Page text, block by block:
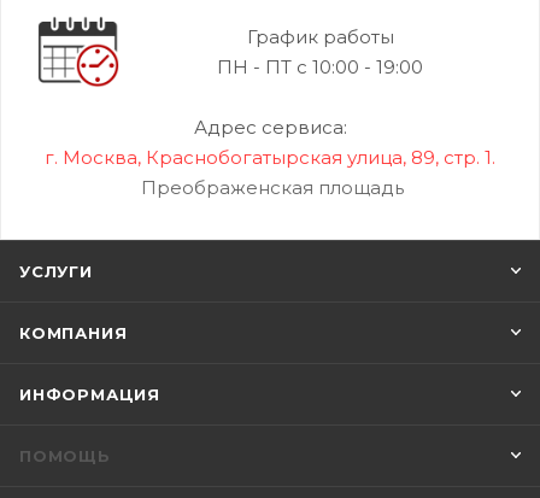
График работы
ПН - ПТ с 10:00 - 19:00
Адрес сервиса:
г. Москва, Краснобогатырская улица, 89, стр. 1.
Преображенская площадь
УСЛУГИ
КОМПАНИЯ
ИНФОРМАЦИЯ
ПОМОЩЬ